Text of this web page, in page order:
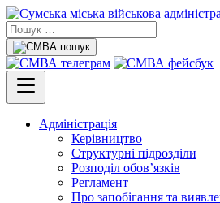
Адміністрація
Керівництво
Структурні підрозділи
Розподіл обов’язків
Регламент
Про запобігання та